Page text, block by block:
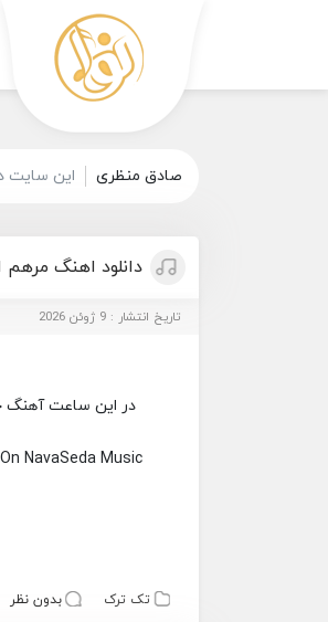
صادق منظری این سایت
دانلود اهنگ
تاریخ انتشار : 9 ژوئن 2026
در این ساعت آهنگ
NavaSeda Music
تک ترک بدون نظر